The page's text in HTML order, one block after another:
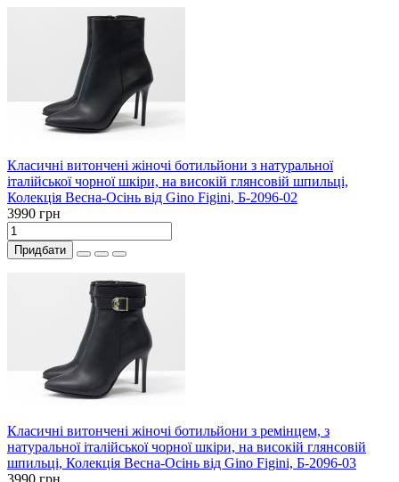
Класичні витончені жіночі ботильйони з натуральної
італійської чорної шкіри, на високій глянсовій шпильці,
Колекція Весна-Осінь від Gino Figini, Б-2096-02
3990 грн
Придбати
Класичні витончені жіночі ботильйони з ремінцем, з
натуральної італійської чорної шкіри, на високій глянсовій
шпильці, Колекція Весна-Осінь від Gino Figini, Б-2096-03